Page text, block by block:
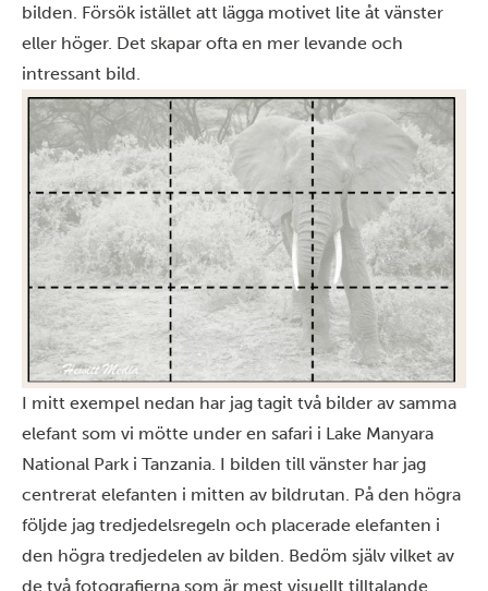
bilden. Försök istället att lägga motivet lite åt vänster
eller höger. Det skapar ofta en mer levande och
intressant bild.
I mitt exempel nedan har jag tagit två bilder av samma
elefant som vi mötte under en safari i Lake Manyara
National Park i Tanzania. I bilden till vänster har jag
centrerat elefanten i mitten av bildrutan. På den högra
följde jag tredjedelsregeln och placerade elefanten i
den högra tredjedelen av bilden. Bedöm själv vilket av
de två fotografierna som är mest visuellt tilltalande.